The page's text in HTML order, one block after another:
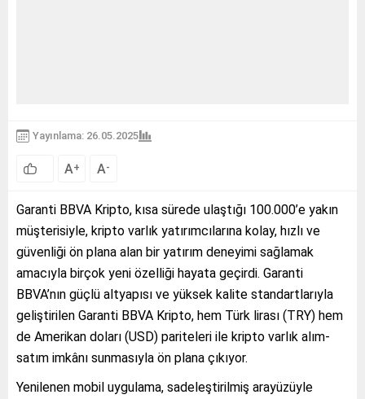
Yayınlama: 26.05.2025
A+ A-
Garanti BBVA Kripto, kısa sürede ulaştığı 100.000’e yakın
müşterisiyle, kripto varlık yatırımcılarına kolay, hızlı ve
güvenliği ön plana alan bir yatırım deneyimi sağlamak
amacıyla birçok yeni özelliği hayata geçirdi. Garanti
BBVA’nın güçlü altyapısı ve yüksek kalite standartlarıyla
geliştirilen Garanti BBVA Kripto, hem Türk lirası (TRY) hem
de Amerikan doları (USD) pariteleri ile kripto varlık alım-
satım imkânı sunmasıyla ön plana çıkıyor.
Yenilenen mobil uygulama, sadeleştirilmiş arayüzüyle